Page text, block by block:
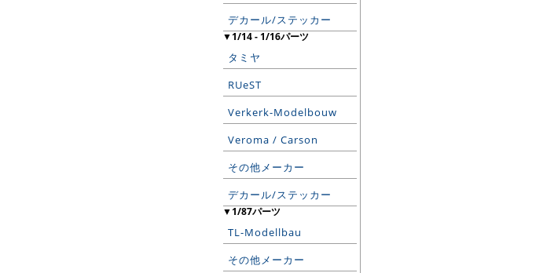
デカール/ステッカー
▼1/14 - 1/16パーツ
タミヤ
RUeST
Verkerk-Modelbouw
Veroma / Carson
その他メーカー
デカール/ステッカー
▼1/87パーツ
TL-Modellbau
その他メーカー